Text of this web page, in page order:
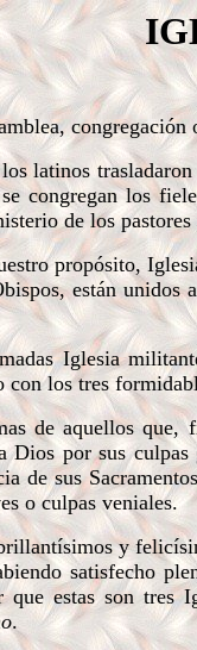
latinos trasladaron
congregan los
de los pastores
propósito,
están
Iglesia
los tres
de aquellos que,
Dios por sus
de sus
o culpas veniales.
y
satisfecho
que estas son
.